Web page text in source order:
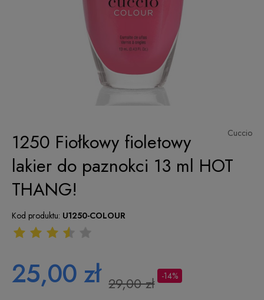
Cuccio
1250 Fiołkowy fioletowy
lakier do paznokci 13 ml HOT
THANG!
Kod produktu: U1250-COLOUR
25,00 zł 29,00 zł -14%